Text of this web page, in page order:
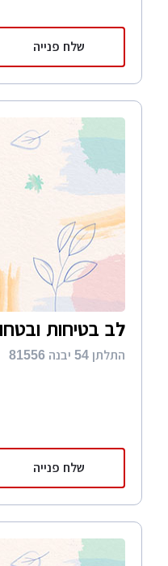
שלח פנייה
לב בטיחות ובטחון
התלתן 54 יבנה 81556
שלח פנייה